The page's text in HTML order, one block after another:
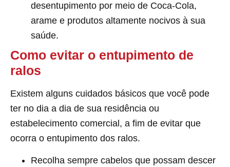
desentupimento por meio de Coca-Cola,
arame e produtos altamente nocivos à sua
saúde.
Como evitar o entupimento de
ralos
Existem alguns cuidados básicos que você pode
ter no dia a dia de sua residência ou
estabelecimento comercial, a fim de evitar que
ocorra o entupimento dos ralos.
Recolha sempre cabelos que possam descer